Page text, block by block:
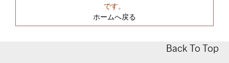
です。
ホームへ戻る
Back To Top